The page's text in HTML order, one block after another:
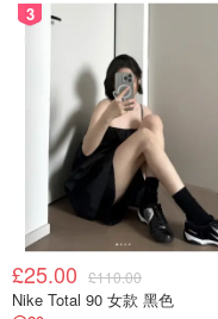
3
£25.00 £110.00
Nike Total 90 女款 黑色